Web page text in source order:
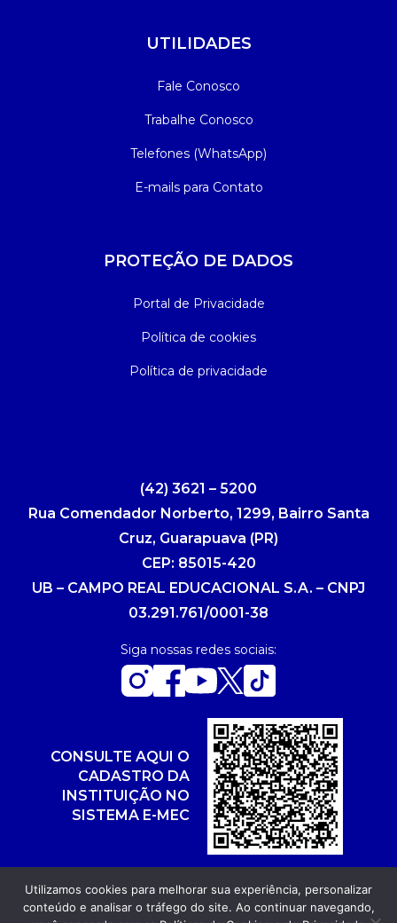
UTILIDADES
Fale Conosco
Trabalhe Conosco
Telefones (WhatsApp)
E-mails para Contato
PROTEÇÃO DE DADOS
Portal de Privacidade
Política de cookies
Política de privacidade
(42) 3621 – 5200
Rua Comendador Norberto, 1299, Bairro Santa
Cruz, Guarapuava (PR)
CEP: 85015-420
UB – CAMPO REAL EDUCACIONAL S.A. – CNPJ
03.291.761/0001-38
Siga nossas redes sociais:
CONSULTE AQUI O
CADASTRO DA
INSTITUIÇÃO NO
SISTEMA E-MEC
Copyright 2026. Todos os direitos reservados.
Utilizamos cookies para melhorar sua experiência, personalizar
conteúdo e analisar o tráfego do site. Ao continuar navegando,